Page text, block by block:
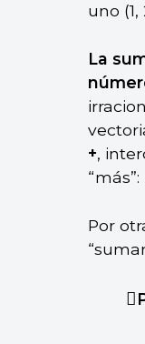
uno (1,
La
+,
Por